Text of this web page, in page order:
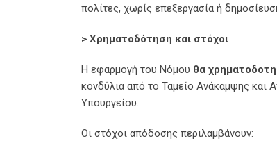
πολίτες, χωρίς επεξεργασία ή
> Χρηματοδότηση και στόχοι
Η εφαρμογή του Νόμου θα
κονδύλια από το Ταμείο Ανάκαμψης και
Υπουργείου.
Οι στόχοι απόδοσης περιλαμβάνουν: